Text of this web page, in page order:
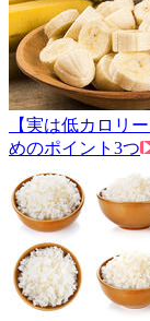
【実は低カロリ
めのポイント3つ